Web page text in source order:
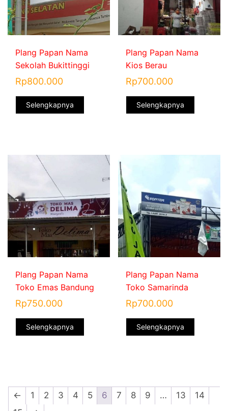
Plang Papan Nama
Sekolah Bukittinggi
Rp800.000
Selengkapnya
Plang Papan Nama
Kios Berau
Rp700.000
Selengkapnya
Plang Papan Nama
Toko Emas Bandung
Rp750.000
Selengkapnya
Plang Papan Nama
Toko Samarinda
Rp700.000
Selengkapnya
← 1 2 3 4 5 6 7 8 9 … 13
14